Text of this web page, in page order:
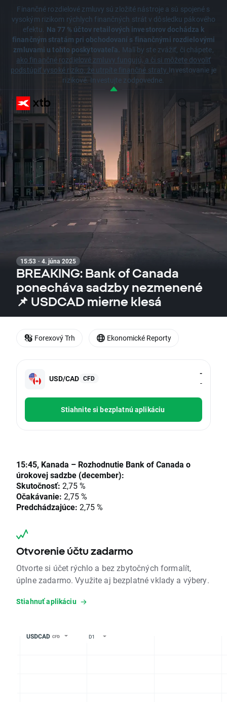
Finančné rozdielové zmluvy sú zložité nástroje a sú spojené s
vysokým rizikom rýchlych finančných strát v dôsledku pákového
efektu. Na 77 % účtov retailových investorov dochádza k
finančným stratám pri obchodovaní s finančnými rozdielovými
zmluvami u tohto poskytovateľa. Mali by ste zvážiť, či chápete,
ako finančné rozdielové zmluvy fungujú, a či si môžete dovoliť
podstúpiť vysoké riziko, že utrpíte finančné straty.Investovanie je
rizikové. Investujte zodpovedne.
15:53 · 4. júna 2025
BREAKING: Bank of Canada
ponecháva sadzby nezmenené
📌 USDCAD mierne klesá
USD/CAD CFD
-
-
Stiahnite si bezplatnú aplikáciu
15:45, Kanada – Rozhodnutie Bank of Canada o
úrokovej sadzbe (december):
Skutočnosť: 2,75 %
Očakávanie: 2,75 %
Predchádzajúce: 2,75 %
Otvorenie účtu zadarmo
Otvorte si účet rýchlo a bez zbytočných formalít,
úplne zadarmo. Využite aj bezplatné vklady a výbery.
Stiahnuť aplikáciu
Forexový Trh Ekonomické Reporty